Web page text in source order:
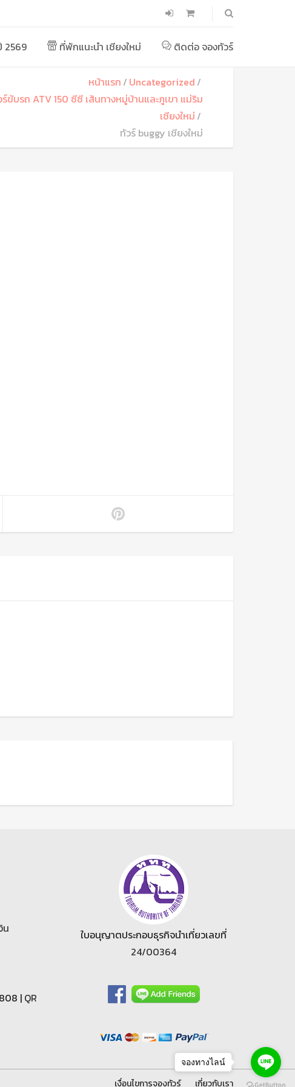
2569 ที่พักแนะนำ เชียงใหม่ ติดต่อ จองทัวร์
หน้าแรก
Uncategorized
ร์ขับรถ ATV 150 ซีซี เส้นทางหมู่บ้านและภูเขา แม่ริม
เชียงใหม่
ทัวร์ buggy เชียงใหม่
น
| QR
ใบอนุญาตประกอบธุรกิจนำเที่ยวเลขที่
24/00364
เงื่อนไขการจองทัวร์ เกี่ยวกับเรา
จองทางไลน์